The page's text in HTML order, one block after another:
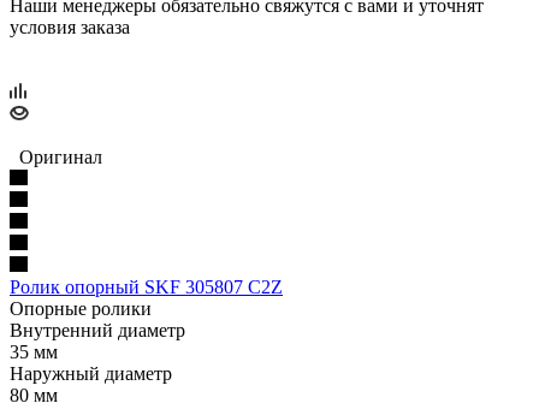
Наши менеджеры обязательно свяжутся с вами и уточнят
условия заказа
Оригинал
Ролик опорный SKF 305807 C2Z
Опорные ролики
Внутренний диаметр
35 мм
Наружный диаметр
80 мм